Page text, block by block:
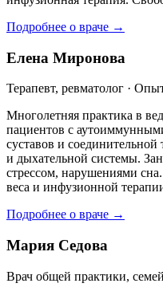
Подробнее о враче →
Елена Миронова
Терапевт, ревматолог ·
Многолетняя практика в
пациентов с
суставов и
и дыхательной системы.
стрессом, нарушениями
веса и инфузионной
Подробнее о враче →
Мария Седова
Врач общей практики,